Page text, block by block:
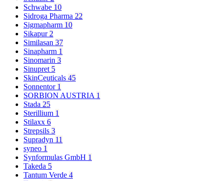
Schwabe 10
Sidroga Pharma 22
Sigmapharm 10
Sikapur2
Similasan 37
Sinapharm 1
Sinomarin 3
Sinupret 5
SkinCeuticals 45
Sonnentor 1
SORBION AUSTRIA 1
Stada 25
Sterillium 1
Stilaxx 6
Strepsils 3
Supradyn 11
syneo 1
Synformulas GmbH 1
Takeda 5
Tantum Verde 4